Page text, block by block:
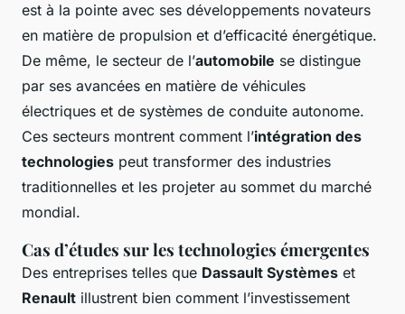
est à la pointe avec ses développements novateurs
en matière de propulsion et d’efficacité énergétique.
De même, le secteur de l’automobile se distingue
par ses avancées en matière de véhicules
électriques et de systèmes de conduite autonome.
Ces secteurs montrent comment l’intégration des
technologies peut transformer des industries
traditionnelles et les projeter au sommet du marché
mondial.
Cas d’études sur les technologies émergentes
Des entreprises telles que Dassault Systèmes et
Renault illustrent bien comment l’investissement